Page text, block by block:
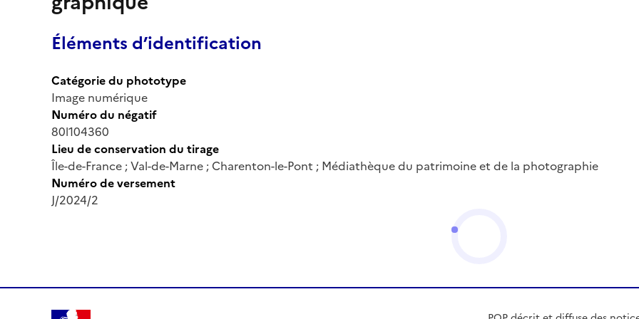
Éléments d’identification
Catégorie du phototype
Image numérique
Numéro du négatif
80l104360
Lieu de conservation du tirage
Île-de-France ; Val-de-Marne ; Charenton-le-Pont ; Médiathèque du patrimoine et de la photographie
Numéro de versement
J/2024/2